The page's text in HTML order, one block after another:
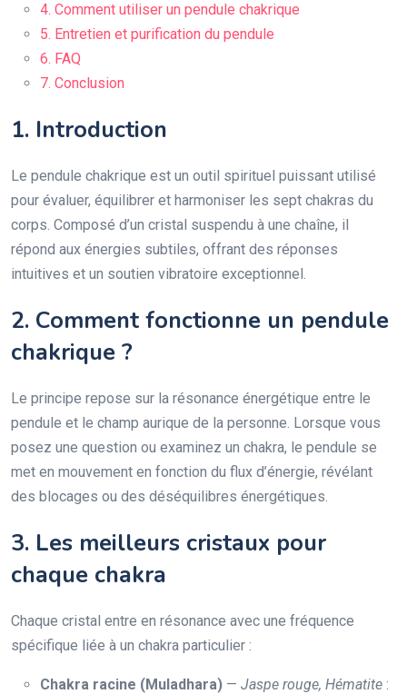
4. Comment utiliser un pendule chakrique
5. Entretien et purification du pendule
6. FAQ
7. Conclusion
1. Introduction
Le pendule chakrique est un outil spirituel puissant utilisé
pour évaluer, équilibrer et harmoniser les sept chakras du
corps. Composé d’un cristal suspendu à une chaîne, il
répond aux énergies subtiles, offrant des réponses
intuitives et un soutien vibratoire exceptionnel.
2. Comment fonctionne un pendule
chakrique ?
Le principe repose sur la résonance énergétique entre le
pendule et le champ aurique de la personne. Lorsque vous
posez une question ou examinez un chakra, le pendule se
met en mouvement en fonction du flux d’énergie, révélant
des blocages ou des déséquilibres énergétiques.
3. Les meilleurs cristaux pour
chaque chakra
Chaque cristal entre en résonance avec une fréquence
spécifique liée à un chakra particulier :
Chakra racine (Muladhara) — Jaspe rouge, Hématite :